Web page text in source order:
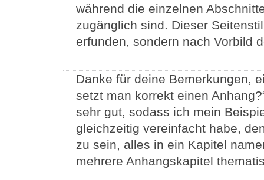
während die einzelnen
zugänglich sind. Dieser
erfunden, sondern nach Vorbild
Danke für deine Bemerkungen,
setzt man korrekt einen
sehr gut, sodass ich mein
gleichzeitig vereinfacht habe,
zu sein, alles in ein Kapitel
mehrere Anhangskapitel